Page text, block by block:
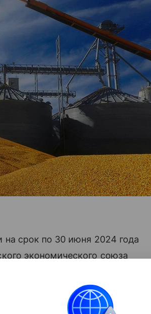
на срок по 30 июня 2024 года
экономического союза
т. Предполагается, что этот
деятельности,
объемы зерна в рамках